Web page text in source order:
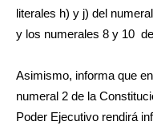
literales h) y j) del
y los numerales 8 y 10
Asimismo, informa que
numeral 2 de la
Poder Ejecutivo rendirá